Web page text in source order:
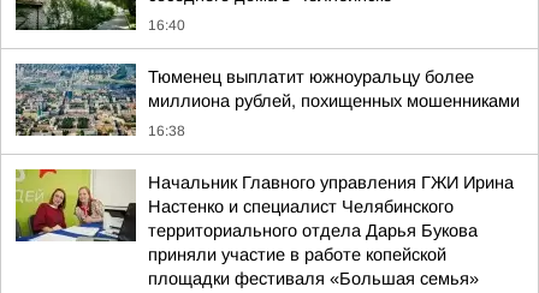
16:40
Тюменец выплатит южноуральцу более
миллиона рублей, похищенных мошенниками
16:38
Начальник Главного управления ГЖИ Ирина
Настенко и специалист Челябинского
территориального отдела Дарья Букова
приняли участие в работе копейской
площадки фестиваля «Большая семья»